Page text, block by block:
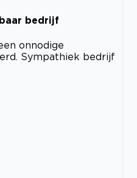
bedrijf
onnodige
Sympathiek bedrijf